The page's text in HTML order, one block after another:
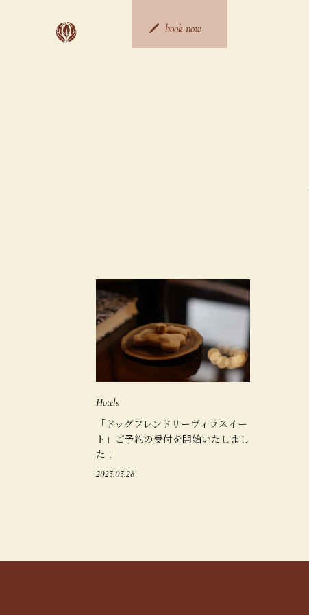
book now
Hotels
「ドッグフレンドリーヴィラスイー
ト」ご予約の受付を開始いたしまし
た！
2025.05.28